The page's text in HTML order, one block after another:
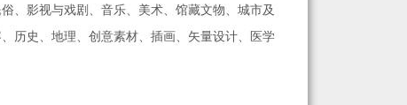
、影视与戏剧、音乐、美术、馆藏文物、城市及
历史、地理、创意素材、插画、矢量设计、医学